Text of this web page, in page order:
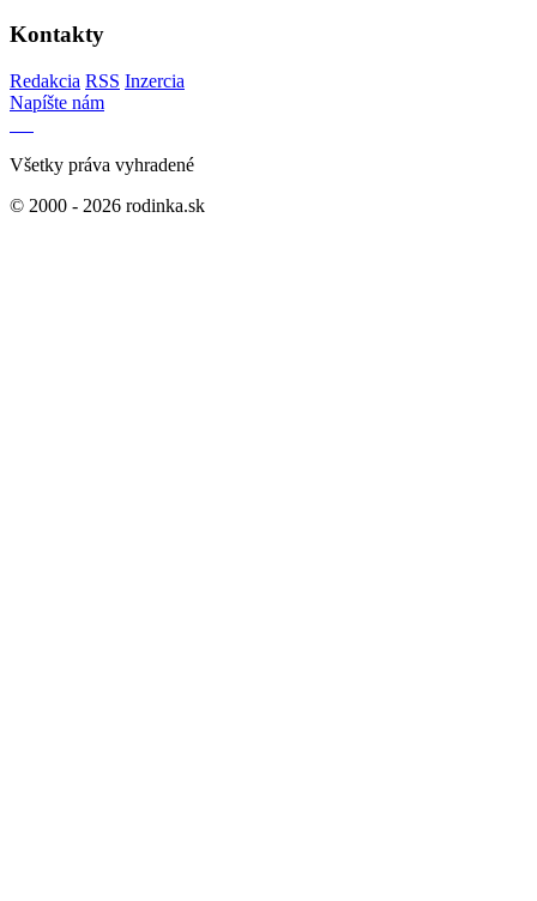
Kontakty
Redakcia RSS Inzercia
Napíšte nám
Všetky práva vyhradené
© 2000 - 2026 rodinka.sk